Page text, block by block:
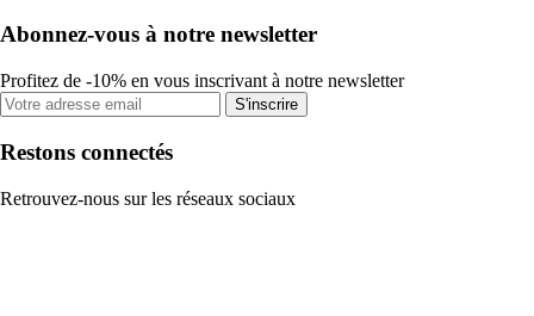
Abonnez-vous à notre newsletter
Profitez de -10% en vous inscrivant à notre newsletter
S'inscrire
Restons connectés
Retrouvez-nous sur les réseaux sociaux